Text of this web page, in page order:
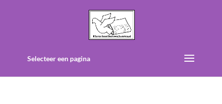
Selecteer een pagina